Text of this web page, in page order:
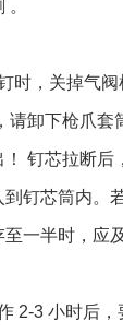
，关掉气阀
请卸下枪爪套
钉芯拉断后
钉芯筒内。
一半时，应
2-3 小时后，